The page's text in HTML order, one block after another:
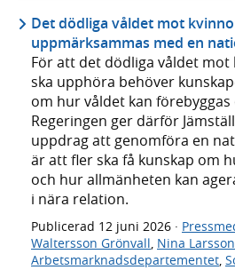
Det dödliga våldet mot
uppmärksammas med en
För att det dödliga våldet
ska upphöra behöver
om hur våldet kan
Regeringen ger därför
uppdrag att genomföra en
är att fler ska få kunskap om
och hur allmänheten kan
i nära relation.
Publicerad 12 juni 2026 ·
Waltersson Grönvall, Nina Larsson
Arbetsmarknadsdepartementet,